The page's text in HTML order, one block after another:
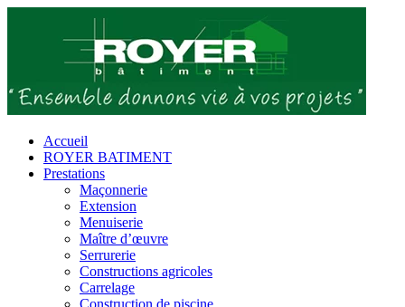
Accueil
ROYER BATIMENT
Prestations
Maçonnerie
Extension
Menuiserie
Maître d’œuvre
Serrurerie
Constructions agricoles
Carrelage
Construction de piscine